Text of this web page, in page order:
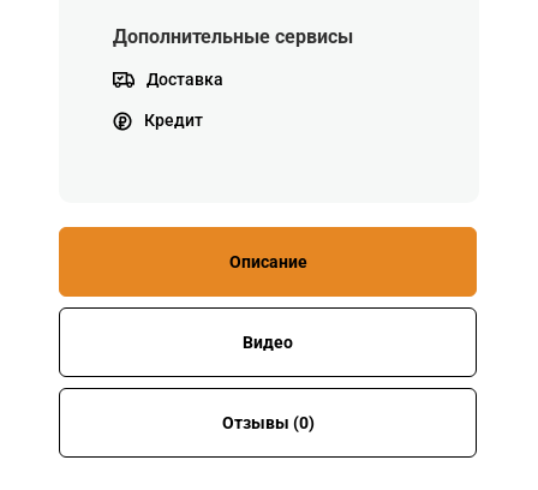
Дополнительные сервисы
Доставка
Кредит
Описание
Видео
Отзывы (0)